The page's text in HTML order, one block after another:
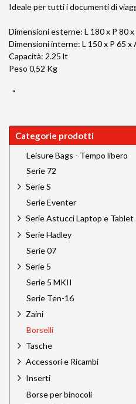
Ideale per tutti i documenti di
Dimensioni esterne: L 180 x P 80 x
Dimensioni interne: L 150 x P 65 x
Capacità: 2.25 lt
Peso 0,52 Kg
"
Categorie prodotti
Leisure Bags - Tempo libero
Serie 72
Serie S
Serie Eventer
Serie Astucci Laptop e Tablet
Serie Hadley
Serie 07
Serie 5
Serie 5 MKII
Serie Ten-16
Zaini
Borselli
Tasche
Accessori e Ricambi
Inserti
Borse per binocoli